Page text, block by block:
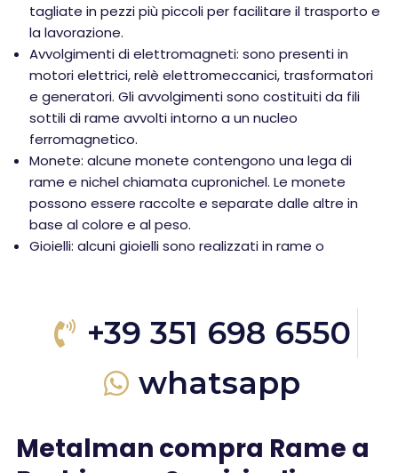
tagliate in pezzi più piccoli per facilitare il trasporto e
la lavorazione.
Avvolgimenti di elettromagneti: sono presenti in
motori elettrici, relè elettromeccanici, trasformatori
e generatori. Gli avvolgimenti sono costituiti da fili
sottili di rame avvolti intorno a un nucleo
ferromagnetico.
Monete: alcune monete contengono una lega di
rame e nichel chiamata cupronichel. Le monete
possono essere raccolte e separate dalle altre in
base al colore e al peso.
Gioielli: alcuni gioielli sono realizzati in rame o
+39 351 698 6550
whatsapp
Metalman compra Rame a